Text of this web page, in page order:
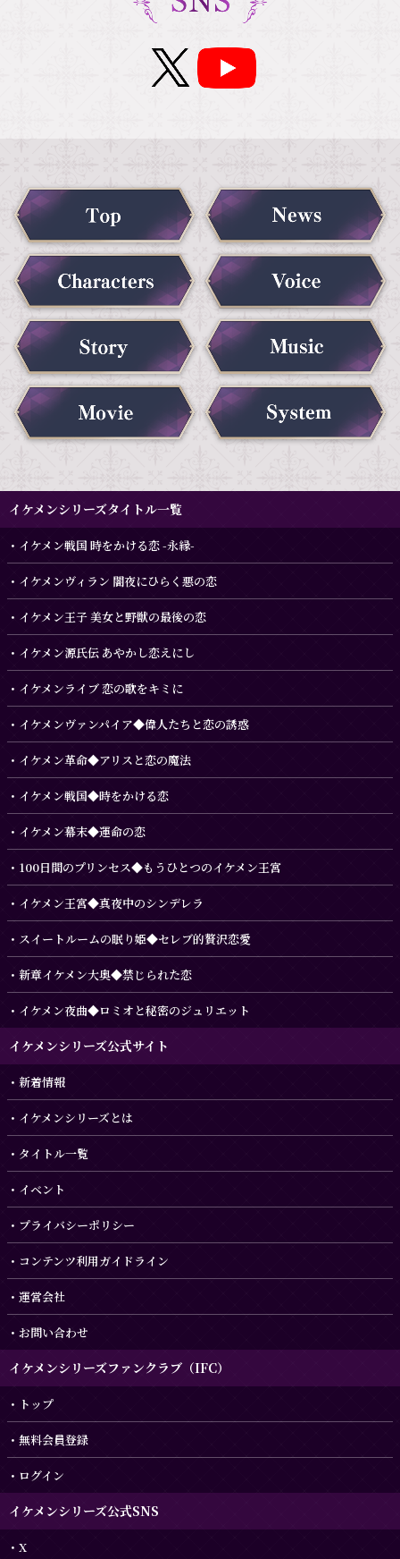
イケメンシリーズタイトル一覧
イケメン戦国 時をかける恋 -永縁-
イケメンヴィラン 闇夜にひらく悪の恋
イケメン王子 美女と野獣の最後の恋
イケメン源氏伝 あやかし恋えにし
イケメンライブ 恋の歌をキミに
イケメンヴァンパイア◆偉人たちと恋の誘惑
イケメン革命◆アリスと恋の魔法
イケメン戦国◆時をかける恋
イケメン幕末◆運命の恋
100日間のプリンセス◆もうひとつのイケメン王宮
イケメン王宮◆真夜中のシンデレラ
スイートルームの眠り姫◆セレブ的贅沢恋愛
新章イケメン大奥◆禁じられた恋
イケメン夜曲◆ロミオと秘密のジュリエット
イケメンシリーズ公式サイト
新着情報
イケメンシリーズとは
タイトル一覧
イベント
プライバシーポリシー
コンテンツ利用ガイドライン
運営会社
お問い合わせ
イケメンシリーズファンクラブ（IFC）
トップ
無料会員登録
ログイン
イケメンシリーズ公式SNS
X